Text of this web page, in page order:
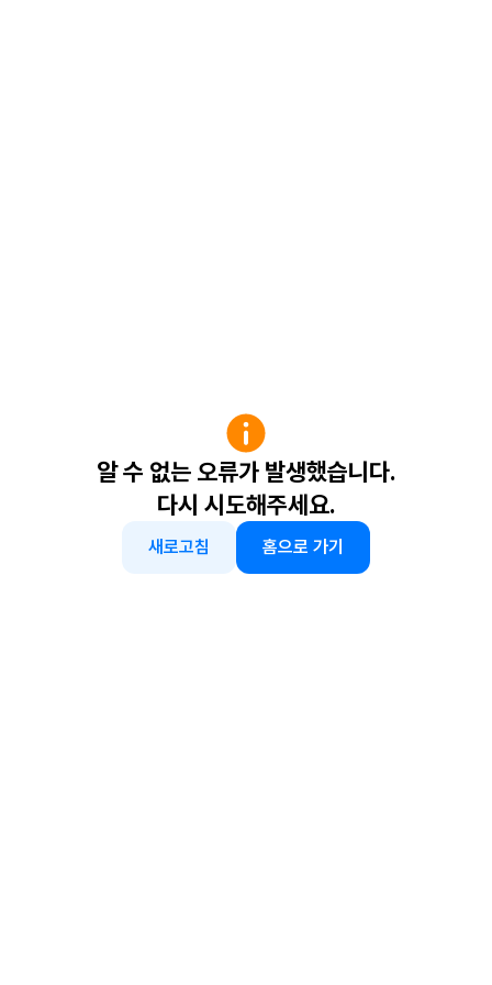
알 수 없는 오류가 발생했습니다.
다시 시도해주세요.
새로고침 홈으로 가기